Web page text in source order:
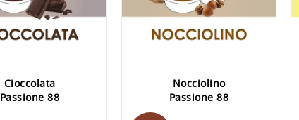
Cioccolata
Passione 88
Nocciolino
Passione 88